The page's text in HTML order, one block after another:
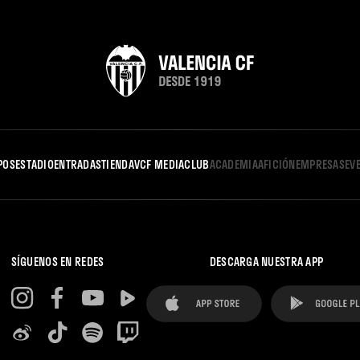
ESTADIOENTRADASTIENDAVCF MEDIACLUBACADEMIAAFICIÓNEMPRESAS
SÍGUENOS EN REDES DESCARGA NUESTRA APP